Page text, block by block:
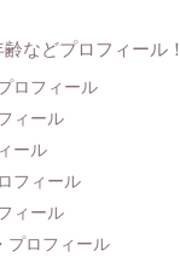
などプロフィール！
ロフィール
ィール
ール
フィール
ィール
プロフィール